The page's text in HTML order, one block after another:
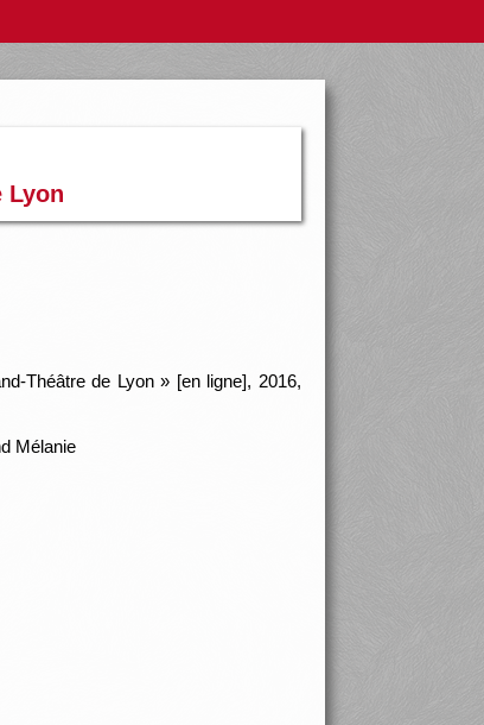
Lyon
Théâtre de Lyon » [en ligne], 2016,
Mélanie